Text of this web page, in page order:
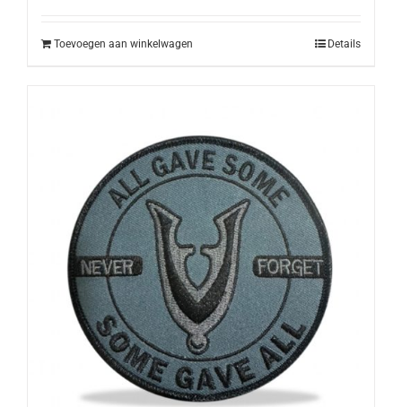
Toevoegen aan winkelwagen Details